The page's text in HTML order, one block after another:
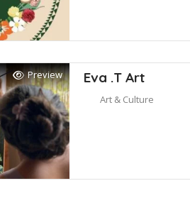
Preview Eva .T Art
Art & Culture